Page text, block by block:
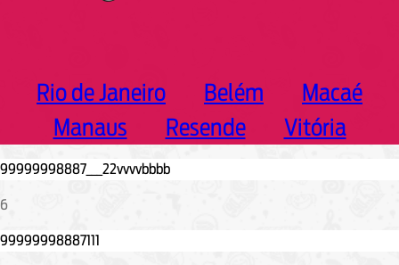
Rio de Janeiro Belém
Macaé
Manaus
Resende Vitória
6